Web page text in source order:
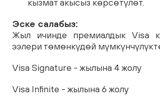
Эске салабыз:
Жыл ичинде премиалдык Visa
ээлери төмөнкүдөй
Visa Signature - жылына 4 жолу
Visa Infinite - жылына 6 жолу